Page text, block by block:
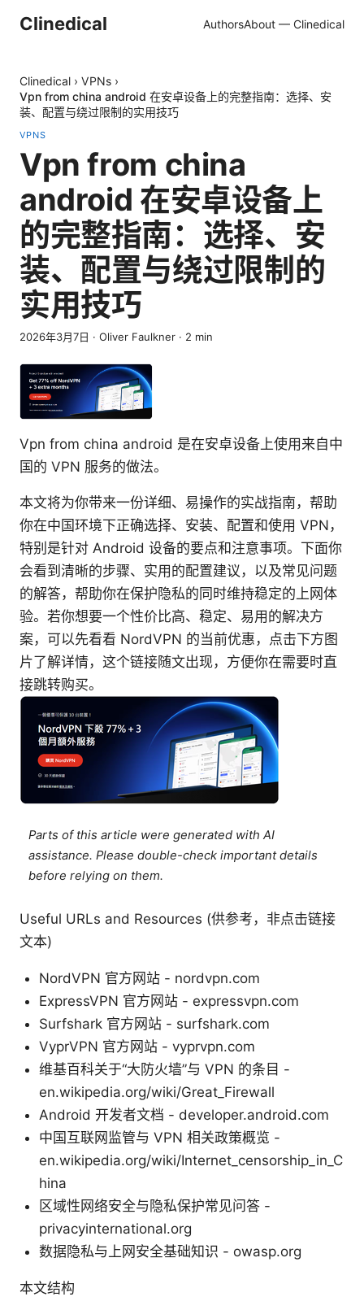
Clinedical AuthorsAbout — Clinedical
Clinedical › VPNs ›
Vpn from china android 在安卓设备上的完整指南：选择、安
装、配置与绕过限制的实用技巧
VPNS
Vpn from china
android 在安卓设备上
的完整指南：选择、安
装、配置与绕过限制的
实用技巧
2026年3月7日 · Oliver Faulkner · 2 min
Vpn from china android 是在安卓设备上使用来自中
国的 VPN 服务的做法。
本文将为你带来一份详细、易操作的实战指南，帮助
你在中国环境下正确选择、安装、配置和使用 VPN，
特别是针对 Android 设备的要点和注意事项。下面你
会看到清晰的步骤、实用的配置建议，以及常见问题
的解答，帮助你在保护隐私的同时维持稳定的上网体
验。若你想要一个性价比高、稳定、易用的解决方
案，可以先看看 NordVPN 的当前优惠，点击下方图
片了解详情，这个链接随文出现，方便你在需要时直
接跳转购买。
Parts of this article were generated with AI
assistance. Please double-check important details
before relying on them.
Useful URLs and Resources (供参考，非点击链接
文本)
NordVPN 官方网站 - nordvpn.com
ExpressVPN 官方网站 - expressvpn.com
Surfshark 官方网站 - surfshark.com
VyprVPN 官方网站 - vyprvpn.com
维基百科关于“大防火墙”与 VPN 的条目 -
en.wikipedia.org/wiki/Great_Firewall
Android 开发者文档 - developer.android.com
中国互联网监管与 VPN 相关政策概览 -
en.wikipedia.org/wiki/Internet_censorship_in_C
hina
区域性网络安全与隐私保护常见问答 -
privacyinternational.org
数据隐私与上网安全基础知识 - owasp.org
本文结构